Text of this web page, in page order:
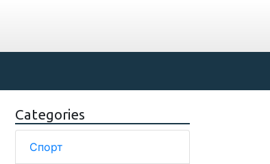
Categories
Спорт